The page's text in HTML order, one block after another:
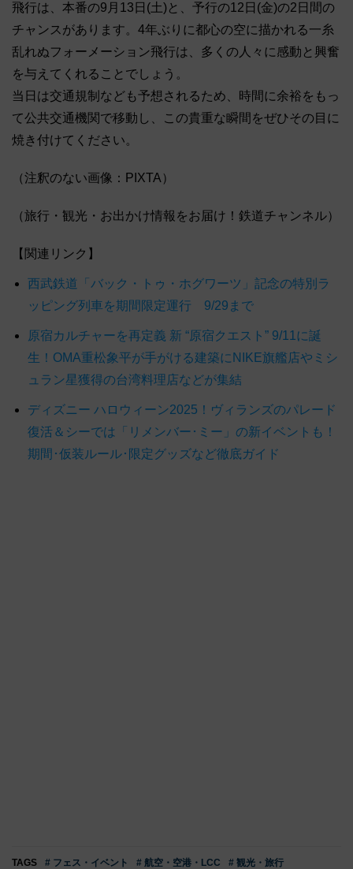
飛行は、本番の9月13日(土)と、予行の12日(金)の2日間の
チャンスがあります。4年ぶりに都心の空に描かれる一糸
乱れぬフォーメーション飛行は、多くの人々に感動と興奮
を与えてくれることでしょう。
当日は交通規制なども予想されるため、時間に余裕をもっ
て公共交通機関で移動し、この貴重な瞬間をぜひその目に
焼き付けてください。
（注釈のない画像：PIXTA）
（旅行・観光・お出かけ情報をお届け！鉄道チャンネル）
【関連リンク】
西武鉄道「バック・トゥ・ホグワーツ」記念の特別ラ
ッピング列車を期間限定運行 9/29まで
原宿カルチャーを再定義 新 “原宿クエスト” 9/11に誕
生！OMA重松象平が手がける建築にNIKE旗艦店やミシ
ュラン星獲得の台湾料理店などが集結
ディズニー ハロウィーン2025！ヴィランズのパレード
復活＆シーでは「リメンバー･ミー」の新イベントも！
期間･仮装ルール･限定グッズなど徹底ガイド
TAGS # フェス・イベント # 航空・空港・LCC
# 観光・旅行